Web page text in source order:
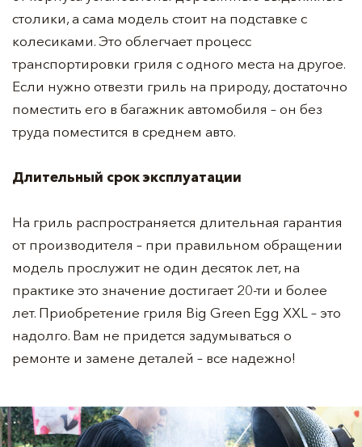
столики, а сама модель стоит на подставке с
колесиками. Это облегчает процесс
транспортировки гриля с одного места на другое.
Если нужно отвезти гриль на природу, достаточно
поместить его в багажник автомобиля – он без
труда поместится в среднем авто.
Длительный срок эксплуатации
На гриль распространяется длительная гарантия
от производителя – при правильном обращении
модель прослужит не один десяток лет, на
практике это значение достигает 20-ти и более
лет. Приобретение гриля Big Green Egg XXL – это
надолго. Вам не придется задумываться о
ремонте и замене деталей – все надежно!